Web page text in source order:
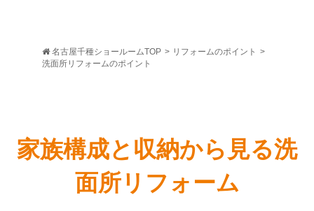
名古屋千種ショールームTOP > リフォームのポイント >
洗面所リフォームのポイント
家族構成と収納から見る洗
面所リフォーム